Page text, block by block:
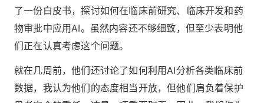
了一份白皮书，探讨如何在临床前研究、临床开发和药
物审批中应用AI。虽然内容还不够细致，但至少表明他
们正在认真考虑这个问题。
就在几周前，他们还讨论了如何利用AI分析各类临床前
数据，我认为他们的态度相当开放，但他们肩负着保护